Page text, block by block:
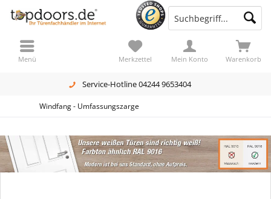
Service-Hotline 04244 9653404
Warenkorb
Merkzettel Mein Konto
Menü
Windfang - Umfassungszarge